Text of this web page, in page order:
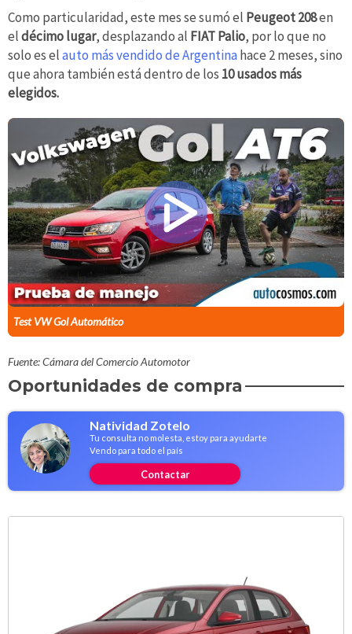
Como particularidad, este mes se sumó el Peugeot 208en
eldécimo lugar, desplazando al FIAT Palio, por lo que no
solo es elauto más vendido de Argentinahace 2 meses, sino
que ahora también está dentro de los 10 usados más
elegidos.
Test VW Gol Automático
Fuente: Cámara del Comercio Automotor
Oportunidades de compra
Natividad Zotelo
Tu consulta no molesta, estoy para ayudarte
Vendo para todo el país
Contactar